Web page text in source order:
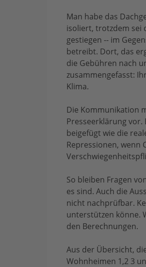
Man habe das
isoliert, trotzdem sei
gestiegen -- im
betreibt. Dort, das
die Gebühren nach
zusammengefasst:
Klima.
Die Kommunikation
Presseerklärung
beigefügt wie die
Repressionen, wenn
So bleiben Fragen
es sind. Auch die
nicht nachprüfbar.
unterstützen könne.
den Berechnungen.
Aus der Übersicht,
Wohnheimen 1,2 3